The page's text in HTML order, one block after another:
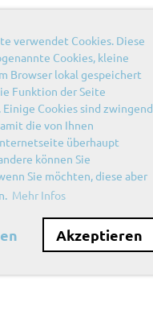
verwendet Cookies. Diese
Cookies, kleine
Browser lokal gespeichert
Funktion der Seite
Cookies sind zwingend
die von Ihnen
überhaupt
können Sie
Sie möchten, diese aber
Mehr Infos
Akzeptieren